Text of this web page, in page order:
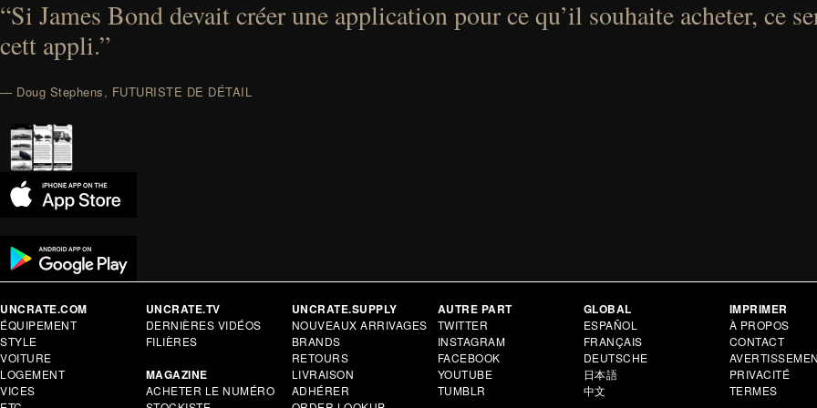
“Si James Bond devait créer une application pour ce qu’il souhaite acheter, ce
cett appli.”
— Doug Stephens, FUTURISTE DE DÉTAIL
UNCRATE.COM
ÉQUIPEMENT
STYLE
VOITURE
LOGEMENT
VICES
UNCRATE.TV
DERNIÈRES VIDÉOS
FILIÈRES
MAGAZINE
ACHETER LE NUMÉRO
UNCRATE.SUPPLY
NOUVEAUX ARRIVAGES
BRANDS
RETOURS
LIVRAISON
ADHÉRER
AUTRE PART
TWITTER
INSTAGRAM
FACEBOOK
YOUTUBE
TUMBLR
GLOBAL
ESPAÑOL
FRANÇAIS
DEUTSCHE
日本語
中文
IMPRIMER
À PROPOS
CONTACT
PRIVACITÉ
TERMES